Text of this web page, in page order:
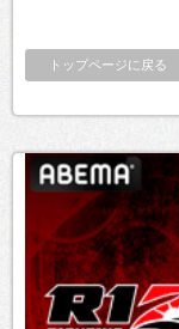
トップページに戻る